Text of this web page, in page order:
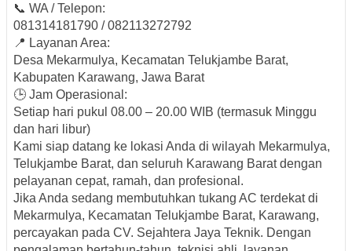
📞 WA / Telepon:
081314181790 / 082113272792
📍 Layanan Area:
Desa Mekarmulya, Kecamatan Telukjambe Barat,
Kabupaten Karawang, Jawa Barat
🕒 Jam Operasional:
Setiap hari pukul 08.00 – 20.00 WIB (termasuk Minggu
dan hari libur)
Kami siap datang ke lokasi Anda di wilayah Mekarmulya,
Telukjambe Barat, dan seluruh Karawang Baratdengan
pelayanan cepat, ramah, dan profesional.
Jika Anda sedang membutuhkan tukang AC terdekat di
Mekarmulya, Kecamatan Telukjambe Barat, Karawang,
percayakan pada CV. Sejahtera Jaya Teknik. Dengan